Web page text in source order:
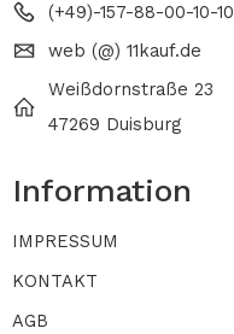
(+49)-157-88-00-10-10
web (@) 11kauf.de
Weißdornstraße 23
47269 Duisburg
Information
IMPRESSUM
KONTAKT
AGB